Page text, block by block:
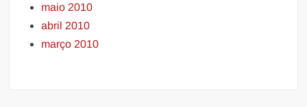
maio 2010
abril 2010
março 2010